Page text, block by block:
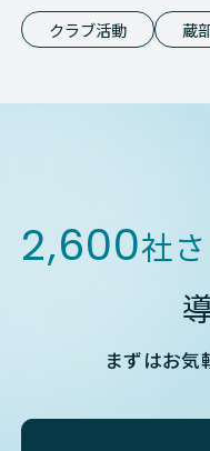
クラブ活動 蔵
2,600社
まずはお気